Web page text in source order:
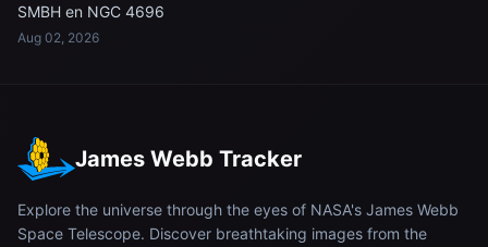
SMBH en NGC 4696
Aug 02, 2026
James Webb Tracker
Explore the universe through the eyes of NASA's James Webb
Space Telescope. Discover breathtaking images from the